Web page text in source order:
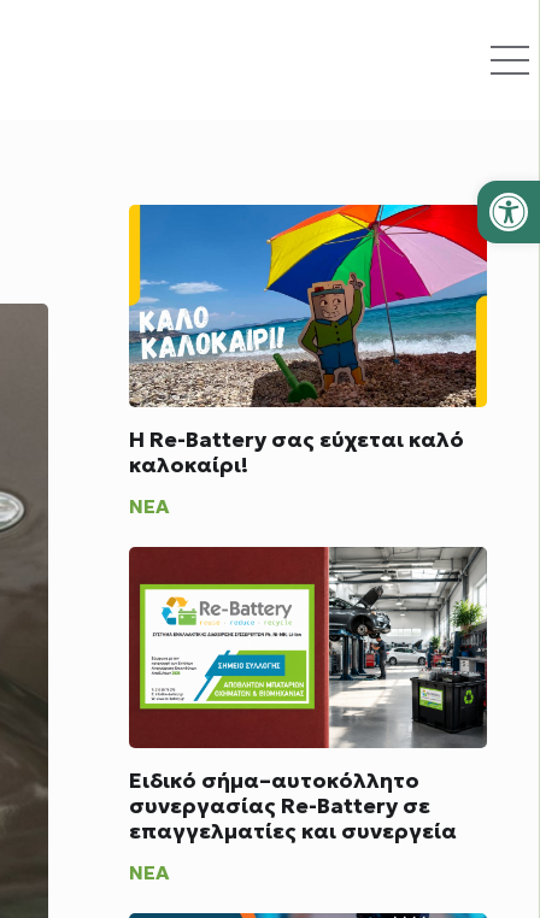
Η Re-Battery σας εύχεται καλό
καλοκαίρι!
ΝΈΑ
Ειδικό σήμα–αυτοκόλλητο
συνεργασίας Re-Battery σε
επαγγελματίες και συνεργεία
ΝΈΑ